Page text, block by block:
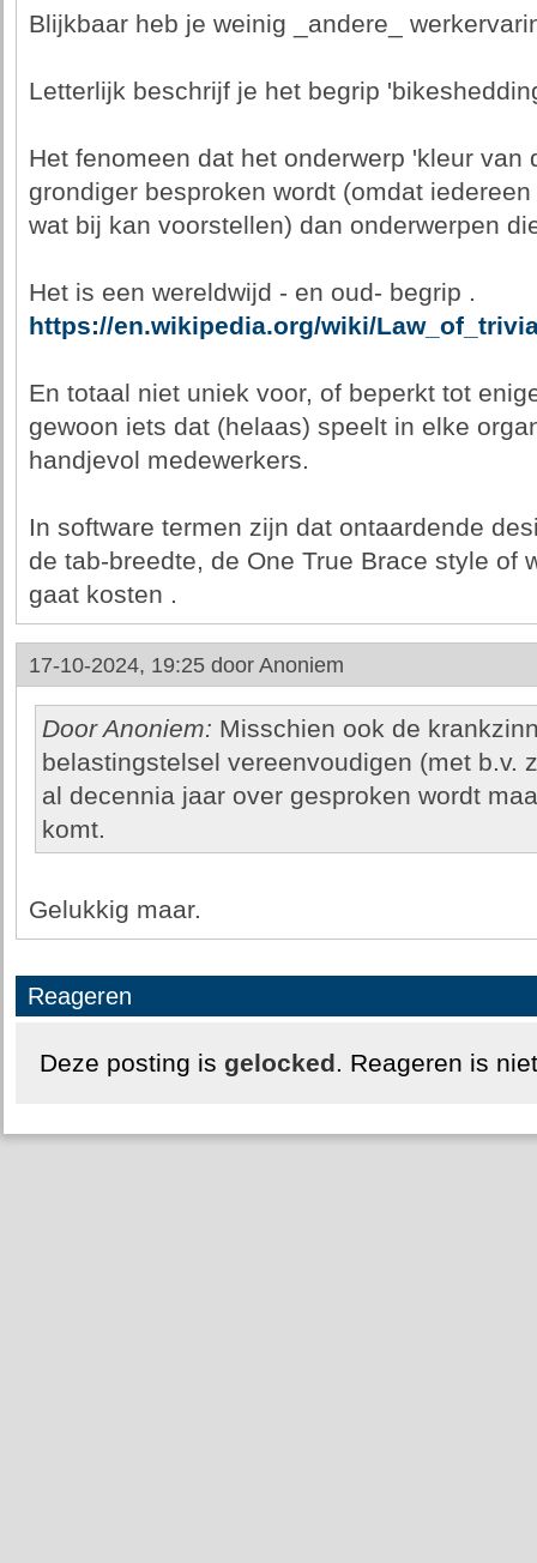
Blijkbaar heb je weinig _andere_
Letterlijk beschrijf je het begrip
Het fenomeen dat het onderwerp 'kleur van
grondiger besproken wordt (omdat
wat bij kan voorstellen) dan onderwerpen
Het is een wereldwijd - en oud- begrip .
https://en.wikipedia.org/wiki/
En totaal niet uniek voor, of beperkt tot
gewoon iets dat (helaas) speelt in elke
handjevol medewerkers.
In software termen zijn dat ontaardende
de tab-breedte, de One True Brace style of
gaat kosten .
17-10-2024, 19:25 door Anoniem
Door Anoniem: Misschien ook de
belastingstelsel vereenvoudigen (met b.v.
al decennia jaar over gesproken wordt
komt.
Gelukkig maar.
Reageren
Deze posting is gelocked. Reageren is